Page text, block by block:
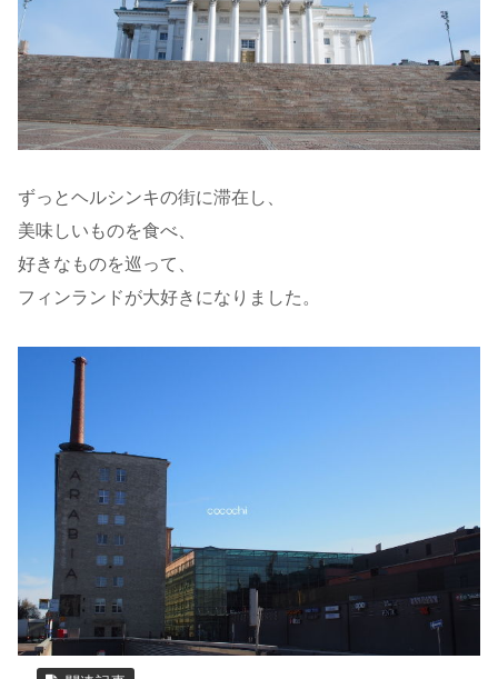
ずっとヘルシンキの街に滞在し、
美味しいものを食べ、
好きなものを巡って、
フィンランドが大好きになりました。